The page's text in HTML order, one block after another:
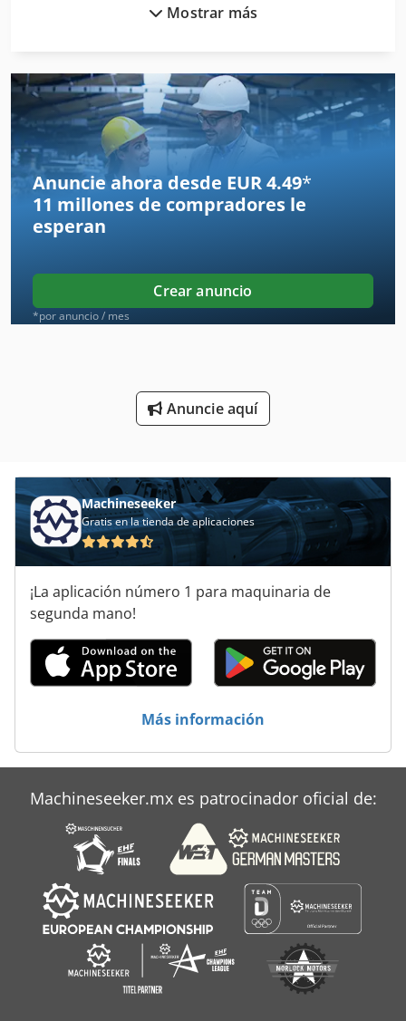
Herramientas Para
Instrucciones De Programación
Maquina Para
Maquinaria De Construccion
Maquinaria De Construcción Vial
Maquinas De Coser Industriales
Máquina De La Construcción
Obras De Construcción
Sistema De Extracción De
Tecnología De Almacenamiento
Tecnología De Iluminación
Tecnología De La Superficie
Tecnología De Limpieza
Tecnología De Siembra
Transporte De
Áreas De Aplicación
Mostrar más
Anuncie ahora desde EUR 4.49*
11 millones de compradores le
esperan
Crear anuncio
*por anuncio / mes
Anuncie aquí
Machineseeker
Gratis en la tienda de aplicaciones
¡La aplicación número 1 para maquinaria de
segunda mano!
Más información
Machineseeker.mx es patrocinador oficial de: